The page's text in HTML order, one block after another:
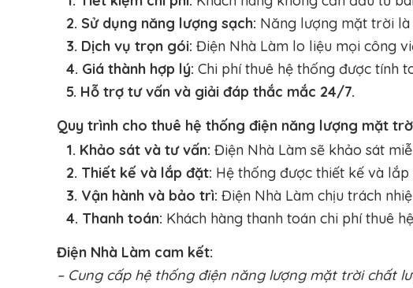
2. Sử dụng năng lượng sạch: Năng lượng mặt trời
3. Dịch vụ trọn gói: Điện Nhà Làm lo liệu mọi công
4. Giá thành hợp lý: Chi phí thuê hệ thống được tính
5. Hỗ trợ tư vấn và giải đáp thắc mắc 24/7.
Quy trình cho thuê hệ thống điện năng lượng mặt
1. Khảo sát và tư vấn: Điện Nhà Làm sẽ khảo sát
2. Thiết kế và lắp đặt: Hệ thống được thiết kế và
3. Vận hành và bảo trì: Điện Nhà Làm chịu trách
4. Thanh toán: Khách hàng thanh toán chi phí thuê
Điện Nhà Làm cam kết:
– Cung cấp hệ thống điện năng lượng mặt trời chất